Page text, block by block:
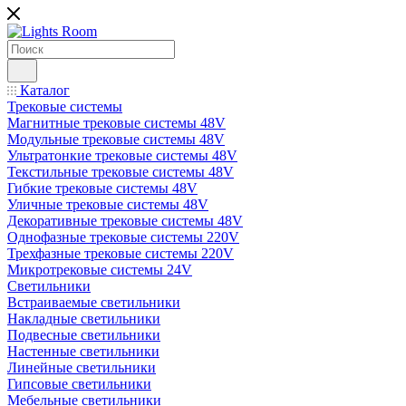
Каталог
Трековые системы
Магнитные трековые системы 48V
Модульные трековые системы 48V
Ультратонкие трековые системы 48V
Текстильные трековые системы 48V
Гибкие трековые системы 48V
Уличные трековые системы 48V
Декоративные трековые системы 48V
Однофазные трековые системы 220V
Трехфазные трековые системы 220V
Микротрековые системы 24V
Светильники
Встраиваемые светильники
Накладные светильники
Подвесные светильники
Настенные светильники
Линейные светильники
Гипсовые светильники
Мебельные светильники